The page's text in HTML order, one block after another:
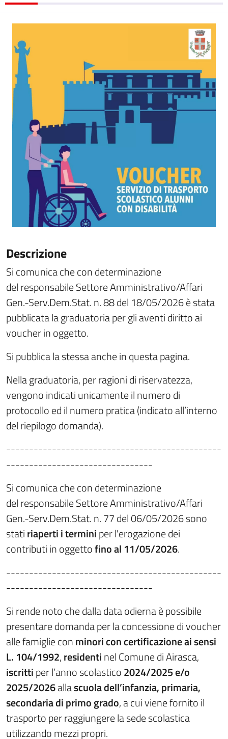
Descrizione
Si comunica che con determinazione
del responsabile Settore Amministrativo/Affari
Gen.-Serv.Dem.Stat. n. 88 del 18/05/2026è stata
pubblicata la graduatoria per gli aventi diritto ai
voucher in oggetto.
Si pubblica la stessa anche in questa pagina.
Nella graduatoria, per ragioni di riservatezza,
vengono indicati unicamente il numero di
protocollo ed il numero pratica (indicato all’interno
del riepilogo domanda).
-----------------------------------------------
--------------------------------
Si comunica che con determinazione
del responsabile Settore Amministrativo/Affari
Gen.-Serv.Dem.Stat. n. 77 del 06/05/2026 sono
statiriaperti i terminiper l'erogazione dei
contributi in oggettofino al 11/05/2026.
-----------------------------------------------
--------------------------------
Si rende noto che dalla data odierna è possibile
presentare domanda per la concessione di voucher
alle famiglie conminori con certificazione ai sensi
L. 104/1992,residentinel Comune di Airasca,
iscrittiper l’anno scolastico2024/2025 e/o
2025/2026allascuola dell’infanzia, primaria,
secondaria di primo grado, a cui viene fornito il
trasporto per raggiungere la sede scolastica
utilizzando mezzi propri.